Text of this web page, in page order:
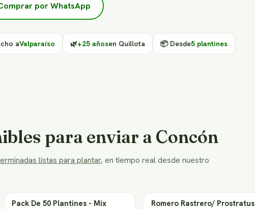
por WhatsApp
aValparaíso 🌿+25 añosen Quillota 📦 Desde5 plantines
para enviar a Concón
listas para plantar, en tiempo real desde nuestro
Pack De 50 Plantines - Mix
Romero Rastrero/ Prostratus